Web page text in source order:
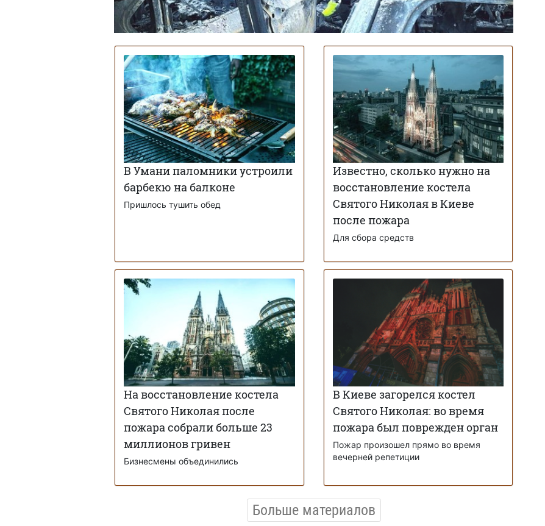
В Умани паломники устроили
барбекю на балконе
Пришлось тушить обед
Известно, сколько нужно на
восстановление костела
Святого Николая в Киеве
после пожара
Для сбора средств
На восстановление костела
Святого Николая после
пожара собрали больше 23
миллионов гривен
Бизнесмены объединились
В Киеве загорелся костел
Святого Николая: во время
пожара был поврежден орган
Пожар произошел прямо во время
вечерней репетиции
Больше материалов